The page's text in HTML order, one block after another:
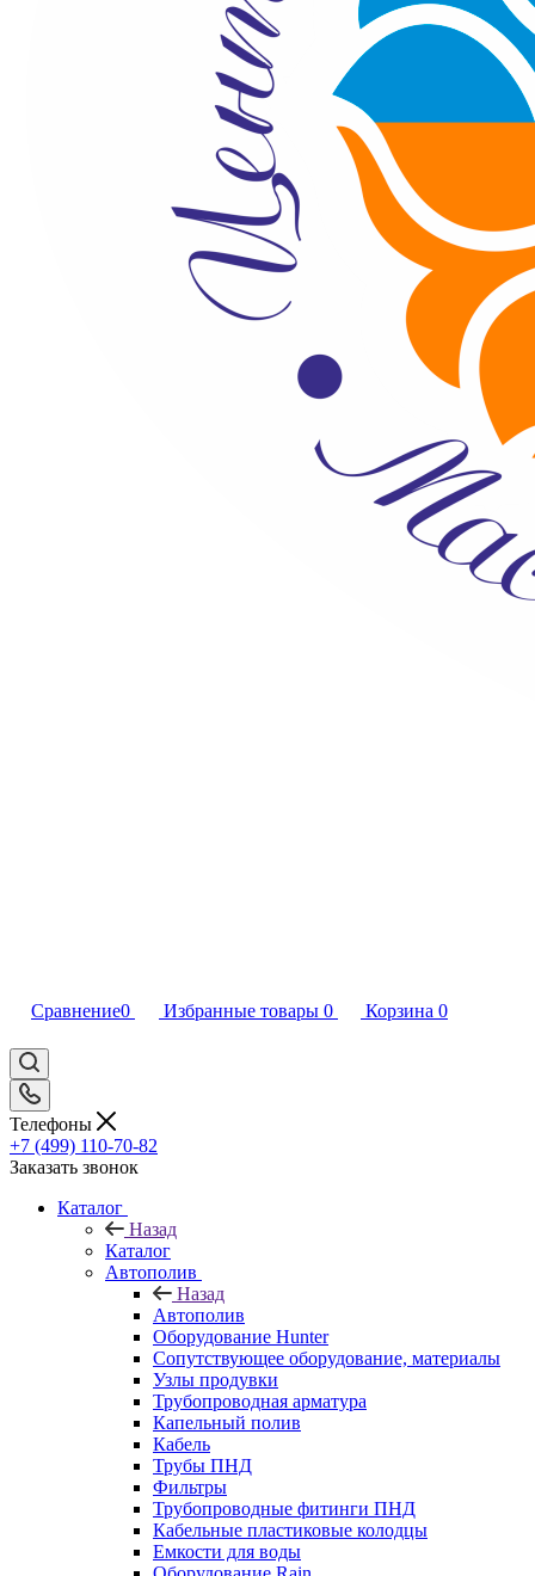
Сравнение0 Избранные товары 0 Корзина 0
Телефоны
+7 (499) 110-70-82
Заказать звонок
Каталог
Назад
Каталог
Автополив
Назад
Автополив
Оборудование Hunter
Сопутствующее оборудование, материалы
Узлы продувки
Трубопроводная арматура
Капельный полив
Кабель
Трубы ПНД
Фильтры
Трубопроводные фитинги ПНД
Кабельные пластиковые колодцы
Емкости для воды